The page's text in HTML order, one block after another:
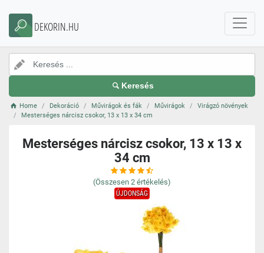
DEKORIN.HU
Keresés
Home Dekoráció Művirágok és fák Művirágok
Virágzó növények
Mesterséges nárcisz csokor, 13 x 13 x 34 cm
Mesterséges nárcisz csokor, 13 x 13 x
34 cm
(Összesen 2 értékelés)
ÚJDONSÁG